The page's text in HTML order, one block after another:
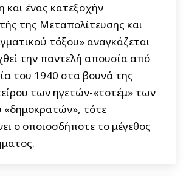
ένας κατεξοχήν
της Μεταπολίτευσης και
τόξου» αναγκάζεται
την παντελή απουσία από
του 1940 στα βουνά της
των ηγετών-«τοτέμ» των
τότε
ο οποιοσδήποτε το μέγεθος